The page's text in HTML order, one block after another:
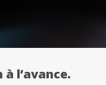
l’avance.